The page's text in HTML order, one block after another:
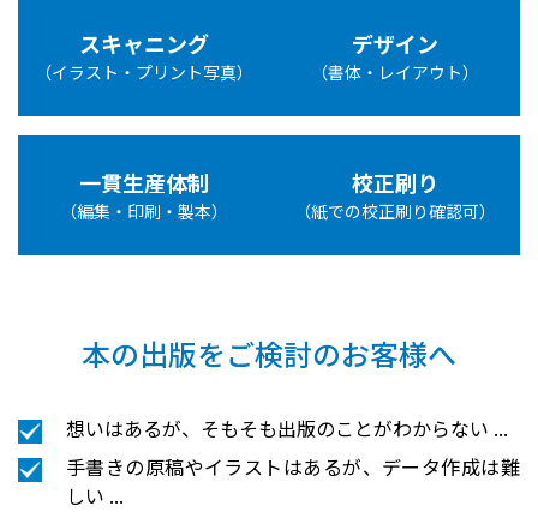
スキャニング
（イラスト・プリント写真）
デザイン
（書体・レイアウト）
一貫生産体制
（編集・印刷・製本）
校正刷り
（紙での校正刷り確認可）
本の出版をご検討のお客様へ
想いはあるが、そもそも出版のことがわからない ...
手書きの原稿やイラストはあるが、データ作成は難
しい ...